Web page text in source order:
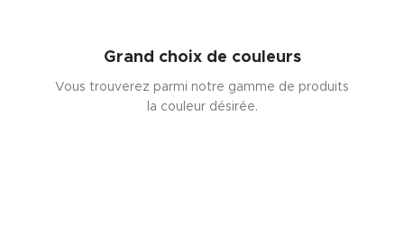
Grand choix de couleurs
Vous trouverez parmi notre gamme de produits
la couleur désirée.